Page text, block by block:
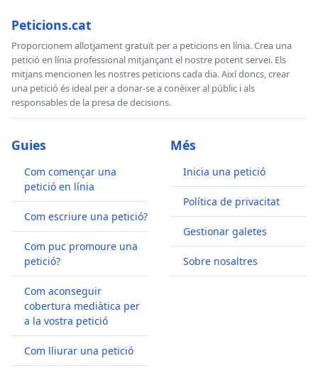
Peticions.cat
Proporcionem allotjament gratuït per a peticions en línia. Crea una
petició en línia professional mitjançant el nostre potent servei. Els
mitjans mencionen les nostres peticions cada dia. Així doncs, crear
una petició és ideal per a donar-se a conèixer al públic i als
responsables de la presa de decisions.
Guies
Com començar una
petició en línia
Com escriure una petició?
Com puc promoure una
petició?
Com aconseguir
cobertura mediàtica per
a la vostra petició
Com lliurar una petició
Més
Inicia una petició
Política de privacitat
Gestionar galetes
Sobre nosaltres